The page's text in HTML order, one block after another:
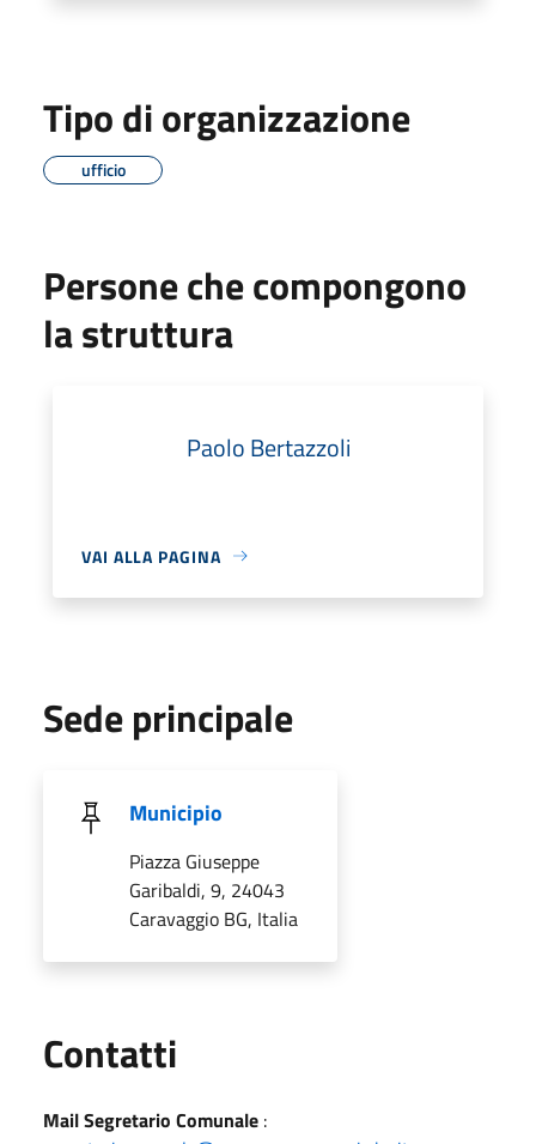
Tipo di organizzazione
ufficio
Persone che compongono
la struttura
Paolo Bertazzoli
VAI ALLA PAGINA
Sede principale
Municipio
Piazza Giuseppe
Garibaldi, 9, 24043
Caravaggio BG, Italia
Contatti
Mail Segretario Comunale :